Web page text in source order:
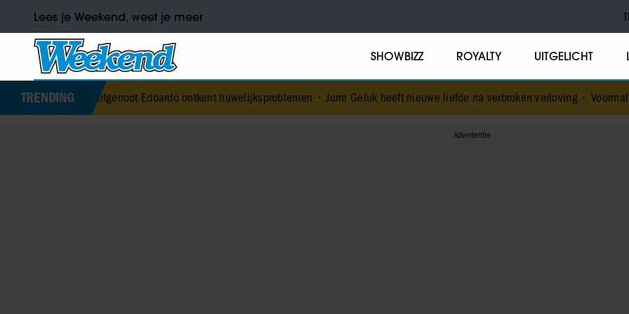
Lees je Weekend, weet je meer
SHOWBIZZ ROYALTY UITGELICHT
TRENDING
echtgenoot Edoardo ontkent huwelijksproblemen•Jurre Geluk heeft nieuwe liefde na verbroken verloving•Voormalig prins